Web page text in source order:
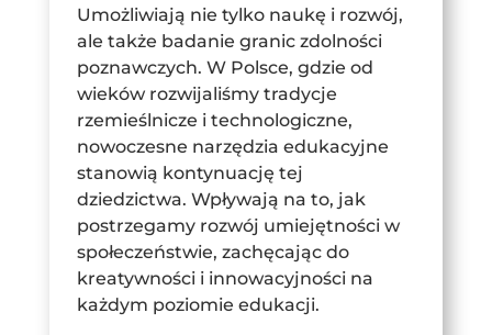
Umożliwiają nie tylko naukę i rozwój,
ale także badanie granic zdolności
poznawczych. W Polsce, gdzie od
wieków rozwijaliśmy tradycje
rzemieślnicze i technologiczne,
nowoczesne narzędzia edukacyjne
stanowią kontynuację tej
dziedzictwa. Wpływają na to, jak
postrzegamy rozwój umiejętności w
społeczeństwie, zachęcając do
kreatywności i innowacyjności na
każdym poziomie edukacji.